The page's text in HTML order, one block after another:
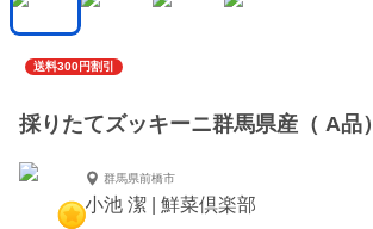
送料300円割引
採りたてズッキーニ群馬県産（ A品）
群馬県前橋市
小池 潔 | 鮮菜倶楽部